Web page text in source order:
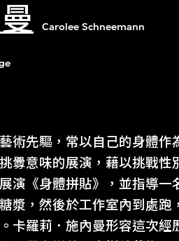
Carolee Schneemann
術先驅，常以自己的身體作
釁意味的展演，藉以挑戰性
演《身體拼貼》，並指導
漿，然後於工作室內到處
卡羅莉．施內曼形容這次經